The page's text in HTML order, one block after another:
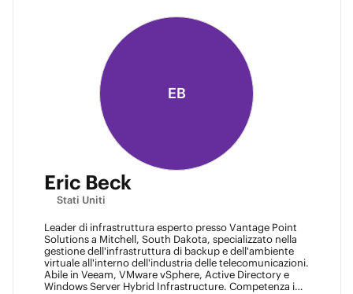
EB
Eric Beck
Stati Uniti
Leader di infrastruttura esperto presso Vantage Point
Solutions a Mitchell, South Dakota, specializzato nella
gestione dell'infrastruttura di backup e dell'ambiente
virtuale all'interno dell'industria delle telecomunicazioni.
Abile in Veeam, VMware vSphere, Active Directory e
Windows Server Hybrid Infrastructure. Competenza in